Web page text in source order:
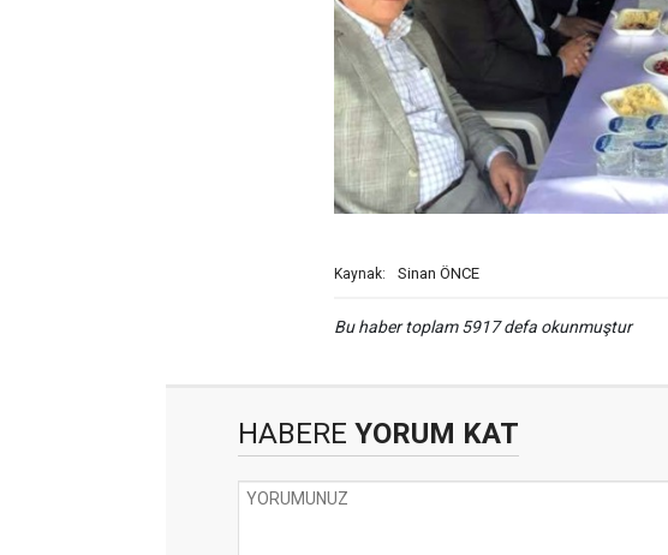
Kaynak: Sinan ÖNCE
Bu haber toplam 5917 defa okunmuştur
HABERE YORUM KAT